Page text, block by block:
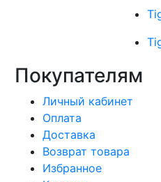
Покупателям
Личный кабинет
Оплата
Доставка
Возврат товара
Избранное